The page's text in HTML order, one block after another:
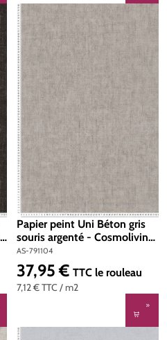
Papier peint Uni Béton gris
souris argenté - Cosmoliving
d'A.S. Création | Réf. AS-
791104
AS-791104
7,12 €TTC / m2
Prix régulier :
37,95 € TTC le rouleau